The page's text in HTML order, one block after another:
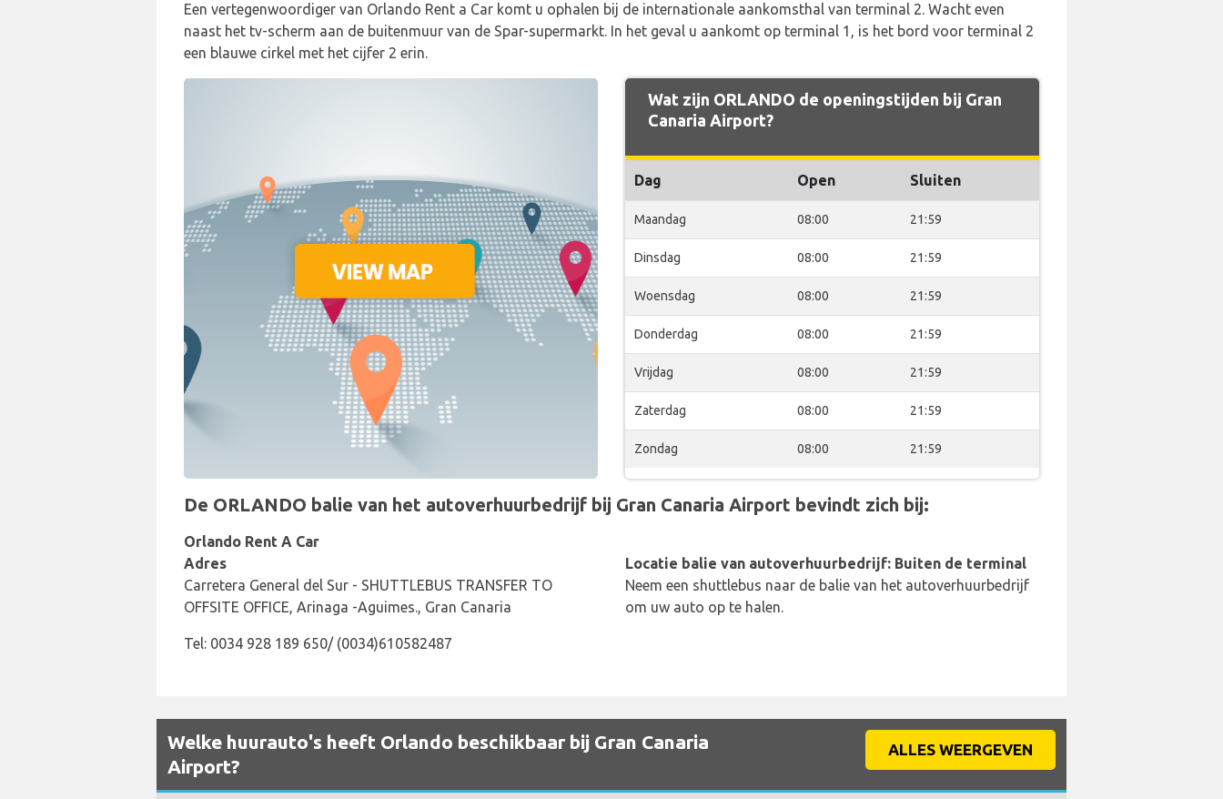
Een vertegenwoordiger van Orlando Rent a Car komt u ophalen bij de internationale aankomsthal van terminal 2. Wacht even
naast het tv-scherm aan de buitenmuur van de Spar-supermarkt. In het geval u aankomt op terminal 1, is het bord voor terminal 2
een blauwe cirkel met het cijfer 2 erin.
Wat zijn ORLANDO de openingstijden bij Gran
Canaria Airport?
Dag Open Sluiten
Maandag 08:00 21:59
Dinsdag 08:00 21:59
Woensdag 08:00 21:59
Donderdag 08:00 21:59
Vrijdag 08:00 21:59
Zaterdag 08:00 21:59
Zondag 08:00 21:59
De ORLANDO balie van het autoverhuurbedrijf bij Gran Canaria Airport bevindt zich bij:
Orlando Rent A Car
Adres
Carretera General del Sur - SHUTTLEBUS TRANSFER TO
OFFSITE OFFICE, Arinaga -Aguimes., Gran Canaria
Tel: 0034 928 189 650/ (0034)610582487
Locatie balie van autoverhuurbedrijf: Buiten de terminal
Neem een shuttlebus naar de balie van het autoverhuurbedrijf
om uw auto op te halen.
Welke huurauto's heeft Orlando beschikbaar bij Gran Canaria
Airport?
ALLES WEERGEVEN